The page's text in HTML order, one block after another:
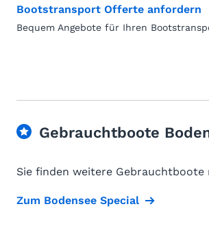
Bootstransport Offerte anfordern
Bequem Angebote für Ihren
Gebrauchtboote
Sie finden weitere Gebrauchtboote
Zum Bodensee Special